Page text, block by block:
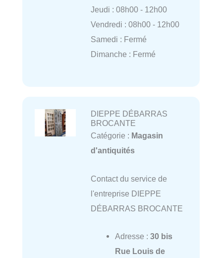
Jeudi : 08h00 - 12h00
Vendredi : 08h00 - 12h00
Samedi : Fermé
Dimanche : Fermé
DIEPPE DÉBARRAS
BROCANTE
Catégorie : Magasin
d'antiquités
Contact du service de
l'entreprise DIEPPE
DÉBARRAS BROCANTE
Adresse : 30 bis
Rue Louis de